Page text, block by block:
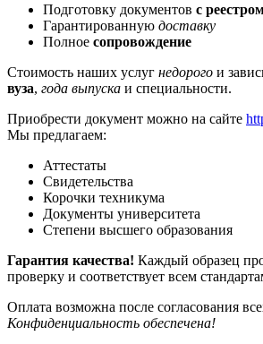
Подготовку документов с
Гарантированную доставку
Полное сопровождение
Стоимость наших услуг недорого и
вуза, года выпуска и специальности.
Приобрести документ можно на сайте
Мы предлагаем:
Аттестаты
Свидетельства
Корочки техникума
Документы университета
Степени высшего образования
Гарантия качества! Каждый образец
проверку и соответствует всем
Оплата возможна после согласования
Конфиденциальность обеспечена!